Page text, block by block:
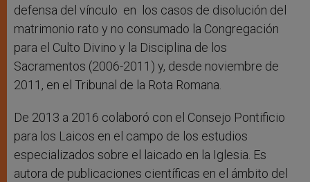
defensa del vínculo en los casos de disolución del
matrimonio rato y no consumado la Congregación
para el Culto Divino y la Disciplina de los
Sacramentos (2006-2011) y, desde noviembre de
2011, en el Tribunal de la Rota Romana.
De 2013 a 2016 colaboró ​​con el Consejo Pontificio
para los Laicos en el campo de los estudios
especializados sobre el laicado en la Iglesia. Es
autora de publicaciones científicas en el ámbito del